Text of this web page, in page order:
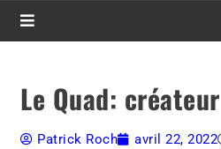
Le Quad:
Patrick Roch avril 22, 2022